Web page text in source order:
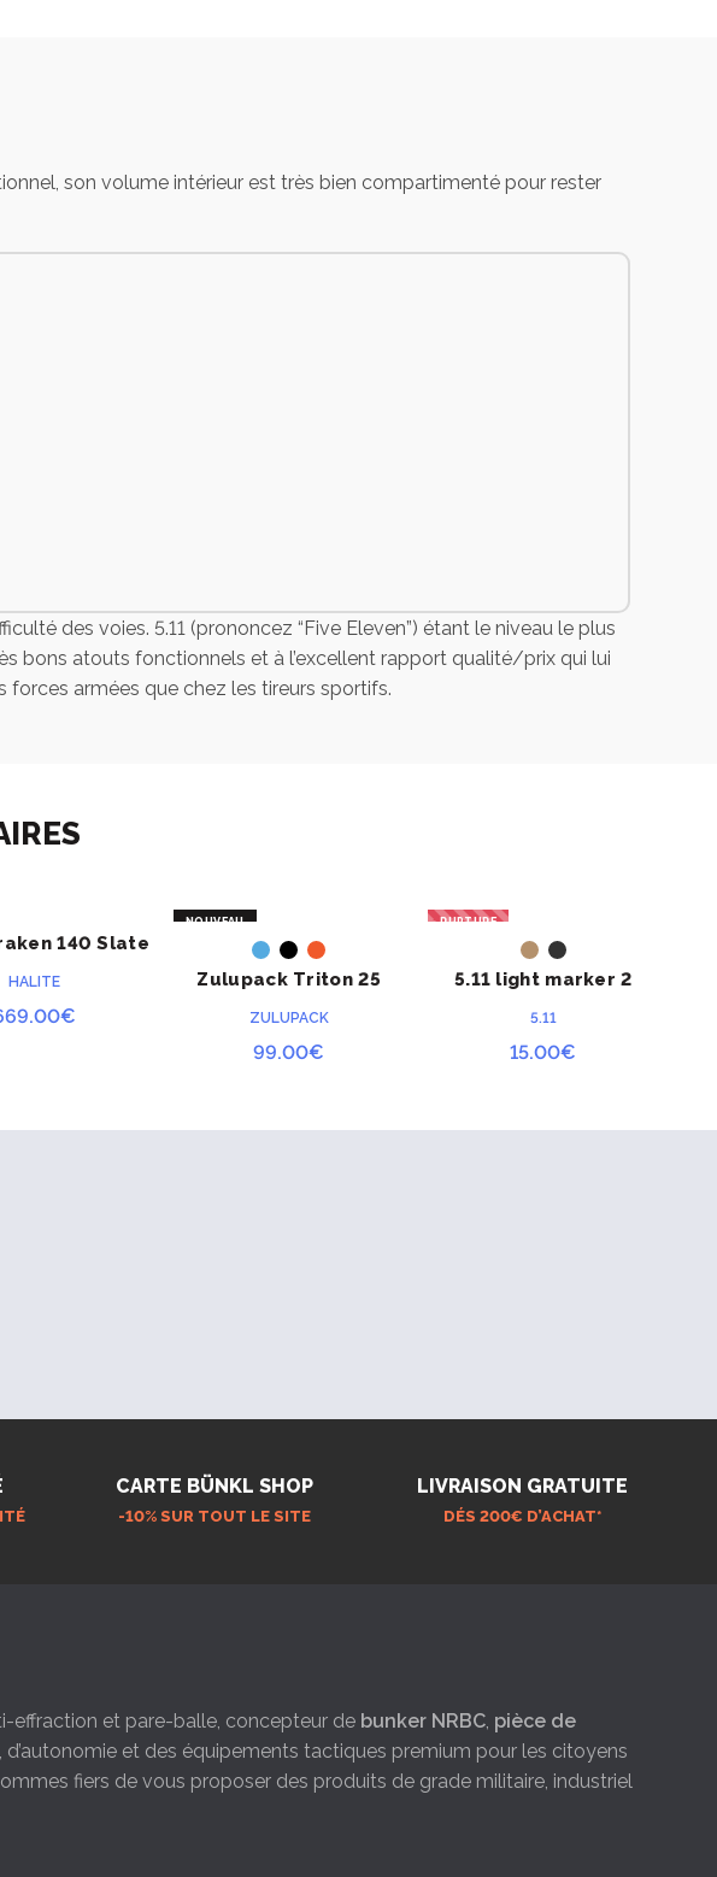
son volume intérieur est très bien compartimenté pour rester
des voies. 5.11 (prononcez “Five Eleven”) étant le niveau le plus
bons atouts fonctionnels et à l’excellent rapport qualité/prix qui lui
forces armées que chez les tireurs sportifs.
ACHETER140 Slate
HALITE
€
NOUVEAU
ACHETER
Zulupack Triton 25
ZULUPACK
99.00€
RUPTURE
ACHETER
5.11 light marker 2
5.11
15.00€
CARTE BÜNKL SHOP
-10% SUR TOUT LE SITE
LIVRAISON GRATUITE
DÉS 200€ D’ACHAT*
effraction et pare-balle, concepteur de bunker NRBC, pièce de
et des équipements tactiques premium pour les citoyens
fiers de vous proposer des produits de grade militaire, industriel